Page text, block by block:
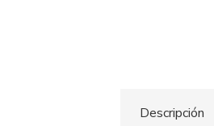
Descripción